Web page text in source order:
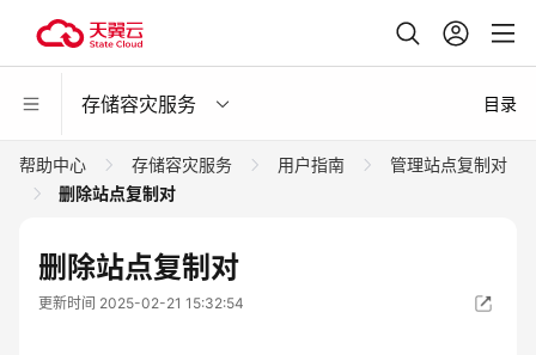
存储容灾服务 目录
帮助中心 存储容灾服务 用户指南
管理站点复制对
删除站点复制对
删除站点复制对
更新时间 2025-02-21 15:32:54